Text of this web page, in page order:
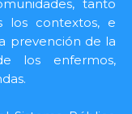
tanto
los contextos, e
prevención de la
los enfermos,